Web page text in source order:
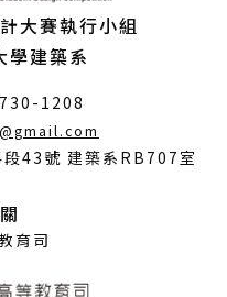
大賽執行小組
學建築系
1208
開
43號 建築系RB707室
育司